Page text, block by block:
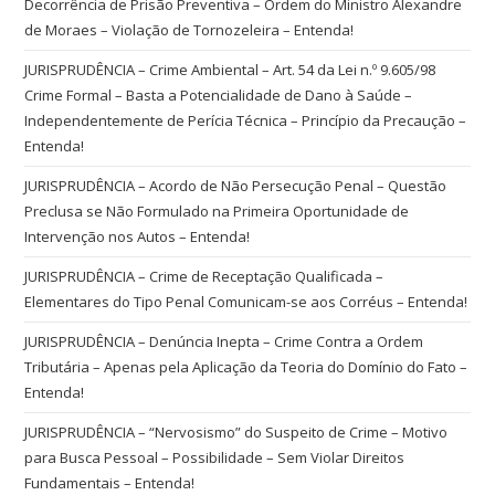
Decorrência de Prisão Preventiva – Ordem do Ministro Alexandre
de Moraes – Violação de Tornozeleira – Entenda!
JURISPRUDÊNCIA – Crime Ambiental – Art. 54 da Lei n.º 9.605/98
Crime Formal – Basta a Potencialidade de Dano à Saúde –
Independentemente de Perícia Técnica – Princípio da Precaução –
Entenda!
JURISPRUDÊNCIA – Acordo de Não Persecução Penal – Questão
Preclusa se Não Formulado na Primeira Oportunidade de
Intervenção nos Autos – Entenda!
JURISPRUDÊNCIA – Crime de Receptação Qualificada –
Elementares do Tipo Penal Comunicam-se aos Corréus – Entenda!
JURISPRUDÊNCIA – Denúncia Inepta – Crime Contra a Ordem
Tributária – Apenas pela Aplicação da Teoria do Domínio do Fato –
Entenda!
JURISPRUDÊNCIA – “Nervosismo” do Suspeito de Crime – Motivo
para Busca Pessoal – Possibilidade – Sem Violar Direitos
Fundamentais – Entenda!